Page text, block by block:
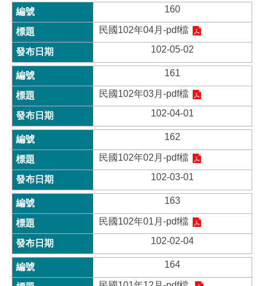
160
民國102年04月-pdf檔
102-05-02
161
民國102年03月-pdf檔
102-04-01
162
民國102年02月-pdf檔
102-03-01
163
民國102年01月-pdf檔
102-02-04
164